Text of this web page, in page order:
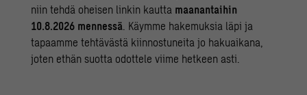
niin tehdä oheisen linkin kautta maanantaihin
10.8.2026 mennessä . Käymme hakemuksia läpi ja
tapaamme tehtävästä kiinnostuneita jo hakuaikana,
joten ethän suotta odottele viime hetkeen asti.